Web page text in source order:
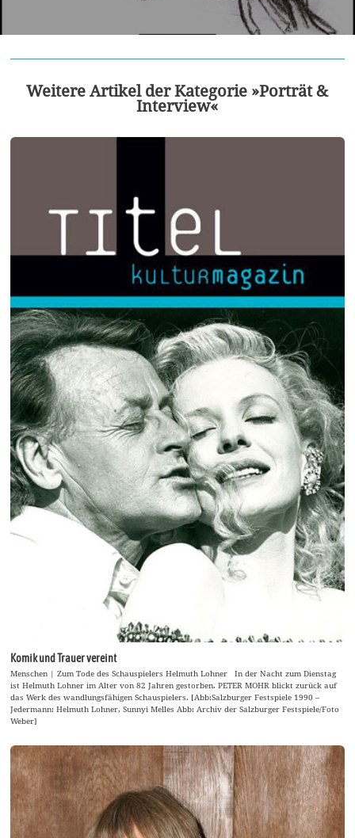
Weitere Artikel der Kategorie »Porträt &
Interview«
Komik und Trauer vereint
Menschen | Zum Tode des Schauspielers Helmuth Lohner In der Nacht zum Dienstag
ist Helmuth Lohner im Alter von 82 Jahren gestorben. PETER MOHR blickt zurück auf
das Werk des wandlungsfähigen Schauspielers. [Abb:Salzburger Festspiele 1990 –
Jedermann: Helmuth Lohner, Sunnyi Melles Abb: Archiv der Salzburger Festspiele/Foto
Weber]